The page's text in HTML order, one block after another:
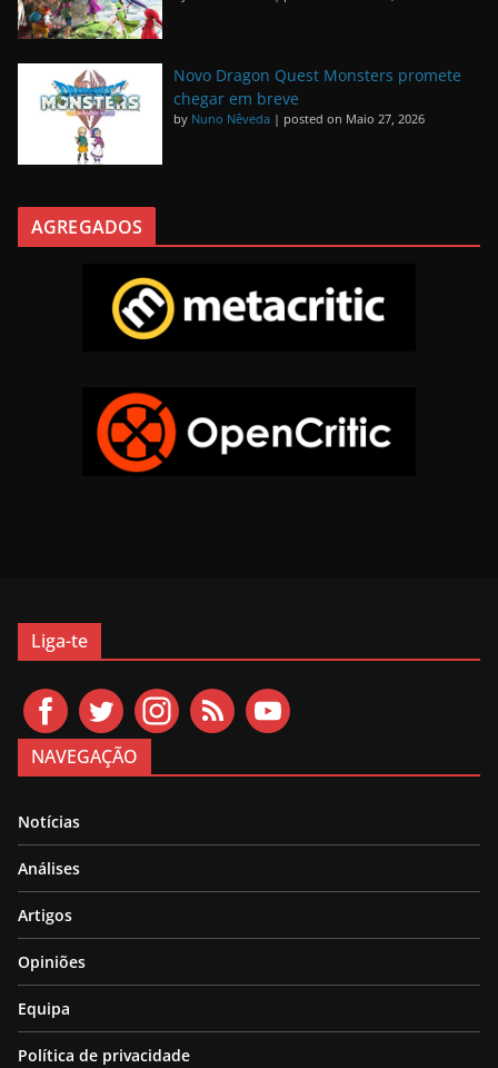
Novo Dragon Quest Monsters promete
chegar em breve
by Nuno Nêveda | posted on Maio 27, 2026
AGREGADOS
Liga-te
NAVEGAÇÃO
Notícias
Análises
Artigos
Opiniões
Equipa
Política de privacidade